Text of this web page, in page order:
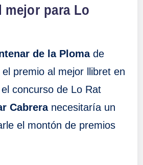
mejor para Lo
de la Ploma de
premio al mejor llibret en
concurso de Lo Rat
Cabreranecesitaría un
el montón de premios